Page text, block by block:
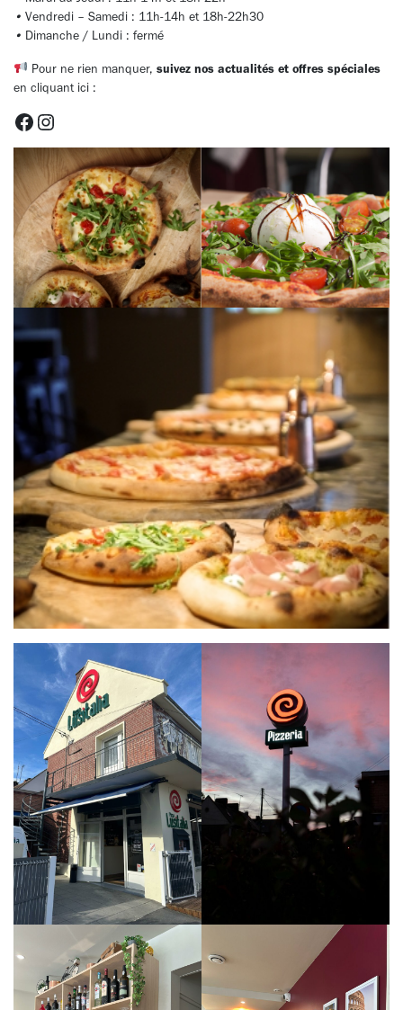
• Vendredi – Samedi : 11h-14h et 18h-22h30
• Dimanche / Lundi : fermé
Pour ne rien manquer, suivez nos actualités et offres spéciales
en cliquant ici :
Facebook
Instagram